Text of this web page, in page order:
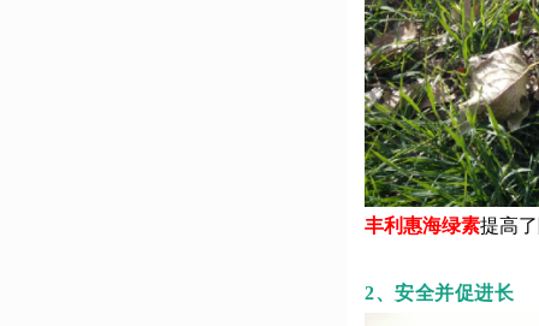
丰利惠海绿素提高
2、安全并促进长